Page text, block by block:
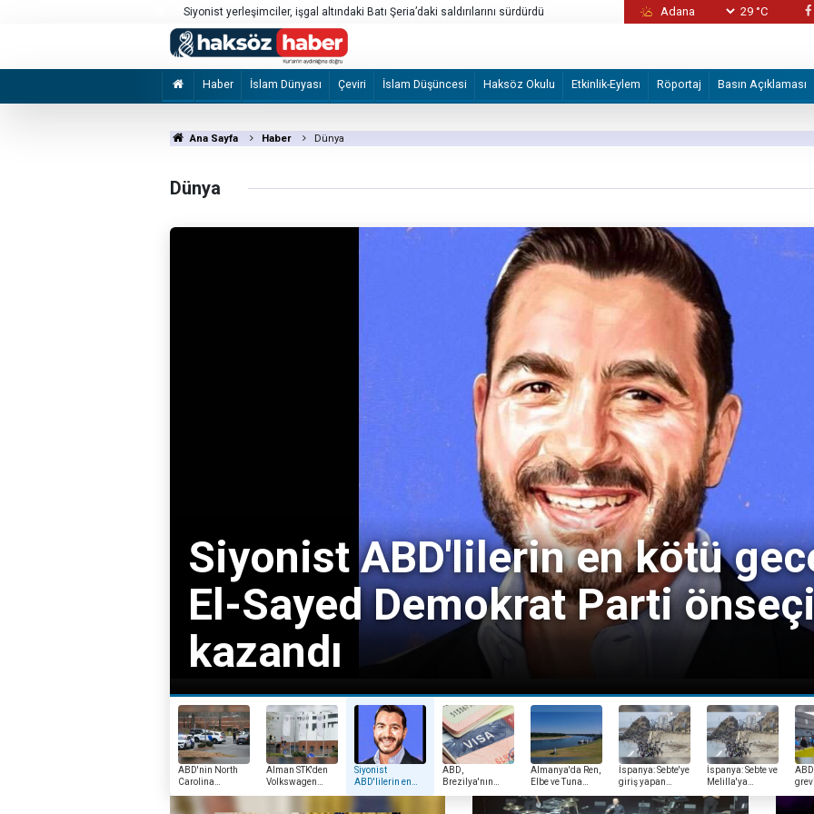
Sebte’deki göç hareketliliği
Alman STK'den Volkswagen fabrikasının
29 °C
Haber İslam Dünyası Çeviri İslam Düşüncesi Haksöz Okulu Etkinlik-Eylem Röportaj Basın Açıklaması
Ana Sayfa Haber Dünya
Dünya
ABD, Brezilya'nın Washington
Büyükelçisinin vizesini iptal etti
ABD'nin North
Carolina
Alman STK'den
Volkswagen
Siyonist
ABD'lilerin en
ABD,
Brezilya'nın
Büyükelçisinin
Almanya'da Ren,
Elbe ve Tuna
seviyesi kritik
İspanya: Sebte'ye
giriş yapan
düzensiz
İspanya: Sebte ve
Melilla'ya
Avrupa'da
grevi